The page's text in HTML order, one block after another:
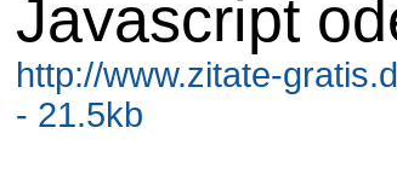
Javascript
http://www.zitate-
- 21.5kb